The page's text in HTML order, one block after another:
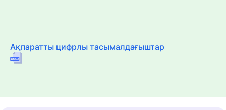
Ақпаратты цифрлы тасымалдағыштар